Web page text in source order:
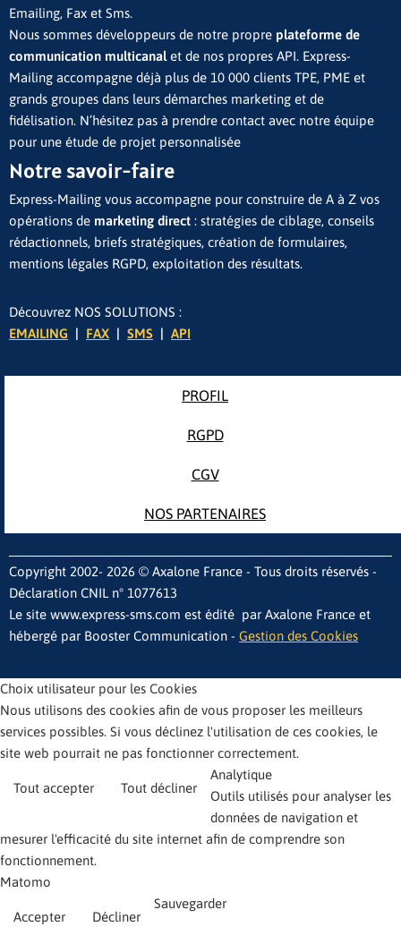
Emailing, Fax et Sms.
Nous sommes développeurs de notre propre plateforme de
communication multicanalet de nos propres API. Express-
Mailing accompagne déjà plus de 10 000 clients TPE, PME et
grands groupes dans leurs démarches marketing et de
fidélisation. N’hésitez pas à prendre contact avec notre équipe
pour une étude de projet personnalisée
Notre savoir-faire
Express-Mailing vous accompagne pour construire de A à Z vos
opérations de marketing direct : stratégies de ciblage, conseils
rédactionnels, briefs stratégiques, création de formulaires,
mentions légales RGPD, exploitation des résultats.
Découvrez NOS SOLUTIONS :
EMAILING | FAX | SMS | API
PROFIL
RGPD
CGV
NOS PARTENAIRES
Copyright 2002- 2026 © Axalone France - Tous droits réservés -
Déclaration CNIL n° 1077613
Le site www.express-sms.com est édité par Axalone France et
hébergé par Booster Communication - Gestion des Cookies
Choix utilisateur pour les Cookies
Nous utilisons des cookies afin de vous proposer les meilleurs
services possibles. Si vous déclinez l'utilisation de ces cookies, le
site web pourrait ne pas fonctionner correctement.
Tout accepter Tout décliner
Analytique
Outils utilisés pour analyser les
données de navigation et
mesurer l'efficacité du site internet afin de comprendre son
fonctionnement.
Matomo
Accepter Décliner
Sauvegarder